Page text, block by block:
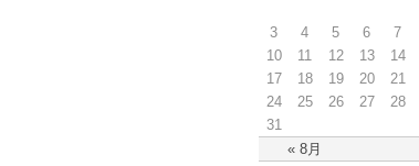
« 8月
3
4 5 6 7
10
11 12 13 14
17
18 19 20 21
24
25 26 27 28
31